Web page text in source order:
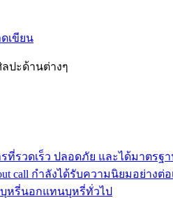
เขียน
ปะด้านต่างๆ
ที่รวดเร็ว ปลอดภัย และได้มาตรฐ
out call กำลังได้รับความนิยมอย่างต่อ
หรี่นอกแทนบุหรี่ทั่วไป